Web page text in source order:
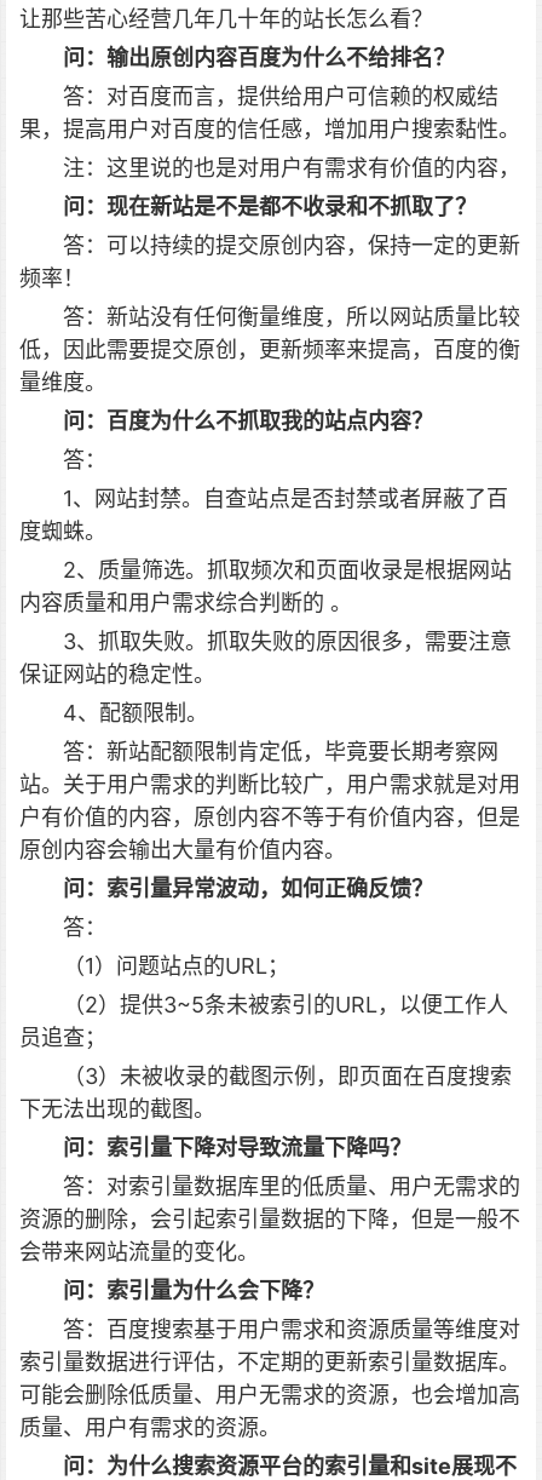
让那些苦心经营几年几十年的站长怎么看？
问：输出原创内容百度为什么不给排名？
答：对百度而言，提供给用户可信赖的权威结
果，提高用户对百度的信任感，增加用户搜索黏性。
注：这里说的也是对用户有需求有价值的内容，
问：现在新站是不是都不收录和不抓取了？
答：可以持续的提交原创内容，保持一定的更新
频率！
答：新站没有任何衡量维度，所以网站质量比较
低，因此需要提交原创，更新频率来提高，百度的衡
量维度。
问： 百度为什么不抓取我的站点内容？
答：
1、网站封禁。自查站点是否封禁或者屏蔽了百
度蜘蛛。
2、质量筛选。抓取频次和页面收录是根据网站
内容质量和用户需求综合判断的 。
3、抓取失败。抓取失败的原因很多，需要注意
保证网站的稳定性。
4、配额限制。
答：新站配额限制肯定低，毕竟要长期考察网
站。关于用户需求的判断比较广，用户需求就是对用
户有价值的内容，原创内容不等于有价值内容，但是
原创内容会输出大量有价值内容。
问： 索引量异常波动，如何正确反馈？
答：
（1）问题站点的URL；
（2）提供3~5条未被索引的URL，以便工作人
员追查；
（3）未被收录的截图示例，即页面在百度搜索
下无法出现的截图。
问： 索引量下降对导致流量下降吗？
答：对索引量数据库里的低质量、用户无需求的
资源的删除，会引起索引量数据的下降，但是一般不
会带来网站流量的变化。
问： 索引量为什么会下降？
答：百度搜索基于用户需求和资源质量等维度对
索引量数据进行评估，不定期的更新索引量数据库。
可能会删除低质量、用户无需求的资源，也会增加高
质量、用户有需求的资源。
问： 为什么搜索资源平台的索引量和site展现不